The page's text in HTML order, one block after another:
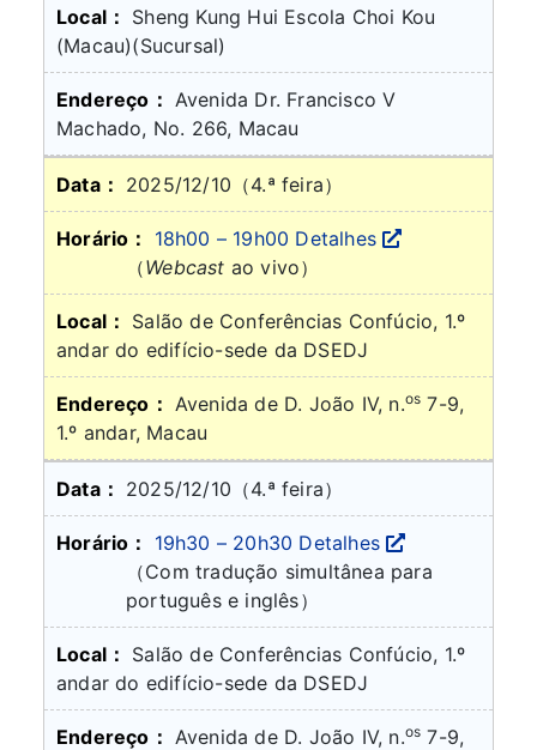
Sheng Kung Hui Escola Choi Kou
(Macau)(Sucursal)
Avenida Dr. Francisco V
Machado, No. 266, Macau
2025/12/10 （4.ª feira）
18h00 – 19h00 Detalhes
（Webcast ao vivo）
Salão de Conferências Confúcio, 1.º
andar do edifício-sede da DSEDJ
Avenida de D. João IV, n.os 7-9,
1.º andar, Macau
2025/12/10 （4.ª feira）
19h30 – 20h30 Detalhes
（Com tradução simultânea para
português e inglês）
Salão de Conferências Confúcio, 1.º
andar do edifício-sede da DSEDJ
Avenida de D. João IV, n.os 7-9,